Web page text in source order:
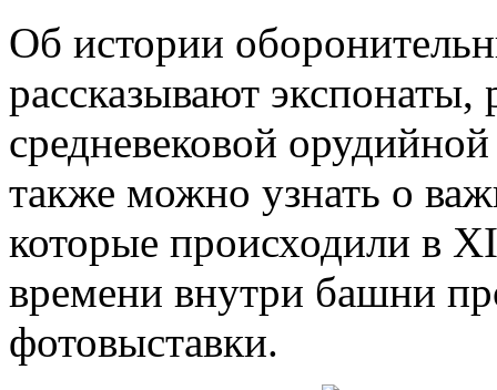
Об истории
рассказывают
средневековой
также можно узнать о
которые происходили в
времени внутри башни
фотовыставки.